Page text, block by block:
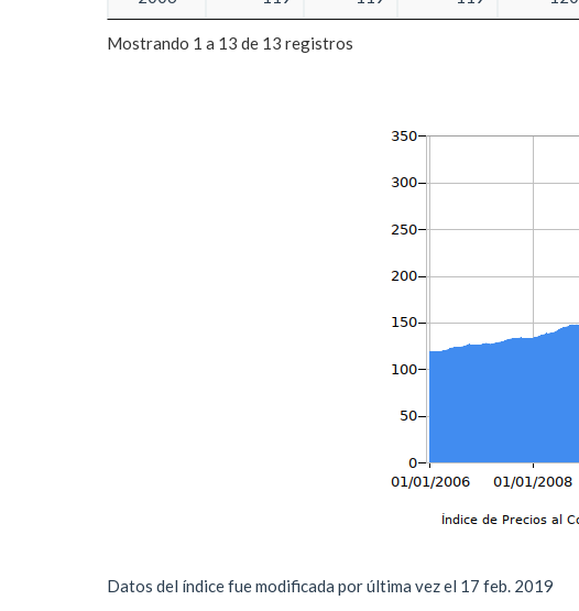
Mostrando 1 a 13 de 13 registros
Datos del índice fue modificada por última vez el 17 feb. 2019